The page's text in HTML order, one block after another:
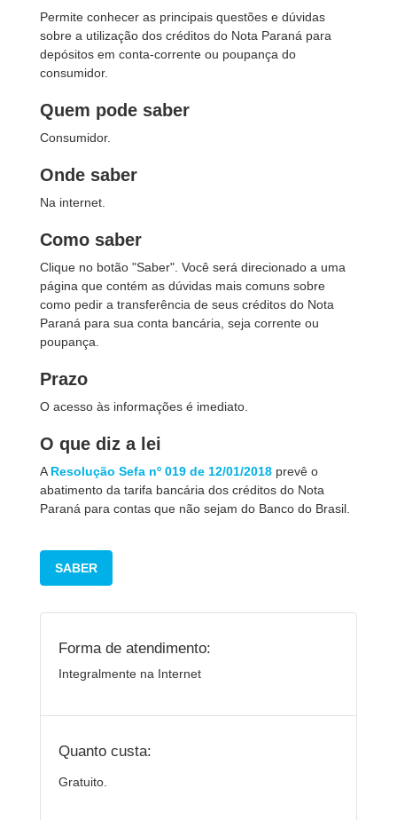
Permite conhecer as principais questões e dúvidas
sobre a utilização dos créditos do Nota Paraná para
depósitos em conta-corrente ou poupança do
consumidor.
Quem pode saber
Consumidor.
Onde saber
Na internet.
Como saber
Clique no botão "Saber". Você será direcionado a uma
página que contém as dúvidas mais comuns sobre
como pedir a transferência de seus créditos do Nota
Paraná para sua conta bancária, seja corrente ou
poupança.
Prazo
O acesso às informações é imediato.
O que diz a lei
A Resolução Sefa nº 019 de 12/01/2018 prevê o
abatimento da tarifa bancária dos créditos do Nota
Paraná para contas que não sejam do Banco do Brasil.
SABER
Forma de atendimento:
Integralmente na Internet
Quanto custa:
Gratuito.